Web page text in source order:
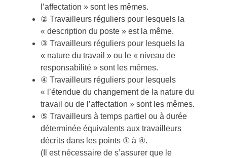
l’affectation » sont les mêmes.
② Travailleurs réguliers pour lesquels la
« description du poste » est la même.
③ Travailleurs réguliers pour lesquels la
« nature du travail » ou le « niveau de
responsabilité » sont les mêmes.
④ Travailleurs réguliers pour lesquels
« l’étendue du changement de la nature du
travail ou de l’affectation » sont les mêmes.
⑤ Travailleurs à temps partiel ou à durée
déterminée équivalents aux travailleurs
décrits dans les points ① à ④.
(Il est nécessaire de s’assurer que le